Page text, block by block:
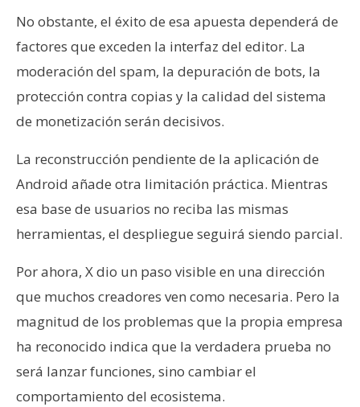
No obstante, el éxito de esa apuesta dependerá de
factores que exceden la interfaz del editor. La
moderación del spam, la depuración de bots, la
protección contra copias y la calidad del sistema
de monetización serán decisivos.
La reconstrucción pendiente de la aplicación de
Android añade otra limitación práctica. Mientras
esa base de usuarios no reciba las mismas
herramientas, el despliegue seguirá siendo parcial.
Por ahora, X dio un paso visible en una dirección
que muchos creadores ven como necesaria. Pero la
magnitud de los problemas que la propia empresa
ha reconocido indica que la verdadera prueba no
será lanzar funciones, sino cambiar el
comportamiento del ecosistema.